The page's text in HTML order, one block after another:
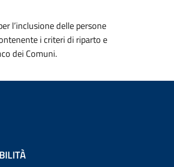
l’inclusione delle persone
i criteri di riparto e
dei Comuni.